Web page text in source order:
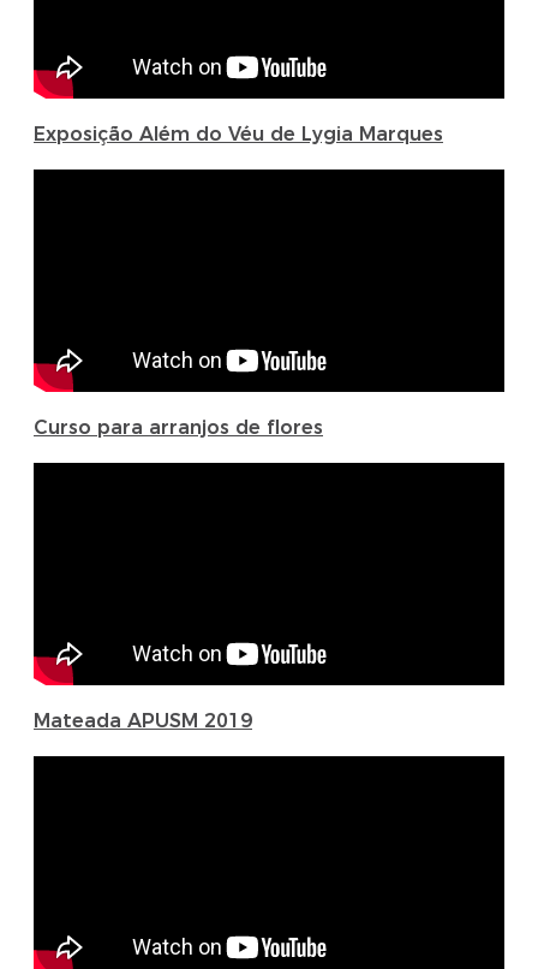
Exposição Além do Véu de Lygia Marques
Curso para arranjos de flores
Mateada APUSM 2019